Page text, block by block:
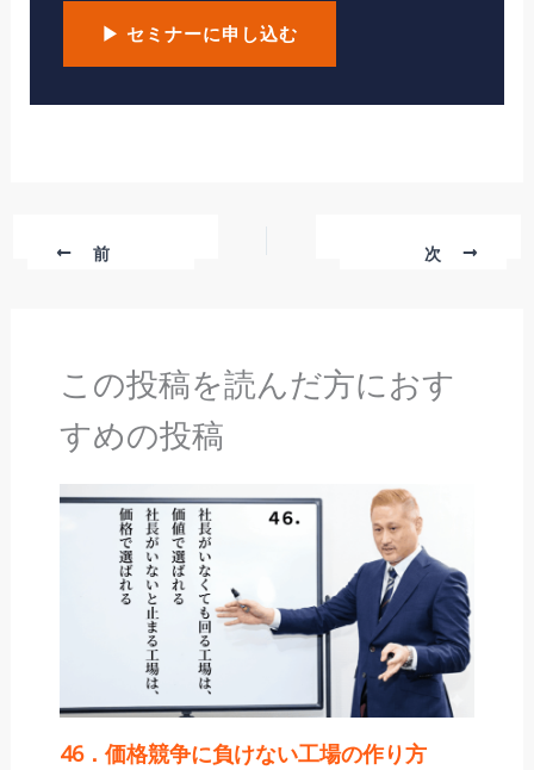
▶ セミナーに申し込む
前 次
この投稿を読んだ方におす
すめの投稿
46．価格競争に負けない工場の作り方